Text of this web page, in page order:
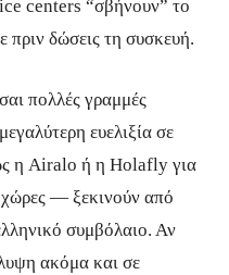
centers “σβήνουν” το
δώσεις τη συσκευή.
πολλές γραμμές
ευελιξία σε
η Airalo ή η Holafly για
— ξεκινούν από
συμβόλαιο. Αν
ακόμα και σε